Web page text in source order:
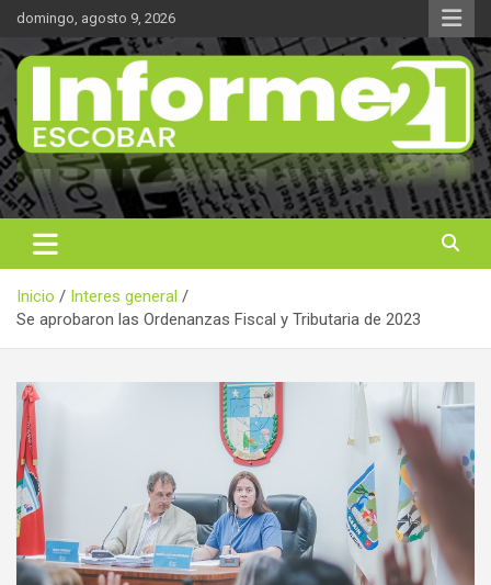
Saltar
contenido
domingo, agosto 9, 2026
Informe 21
Noticas reales
Inicio
Interes general
Se aprobaron las Ordenanzas Fiscal y Tributaria de 2023